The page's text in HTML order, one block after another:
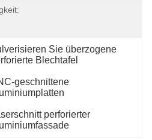
Sie überzogene
Blechtafel
geschnittene
perforierter